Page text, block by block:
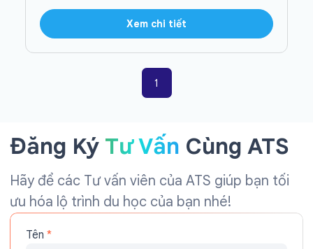
Xem chi tiết
1
Đăng Ký Tư Vấn Cùng ATS
Hãy để các Tư vấn viên của ATS giúp bạn tối
ưu hóa lộ trình du học của bạn nhé!
Tên *